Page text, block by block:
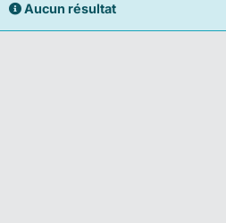
Aucun résultat